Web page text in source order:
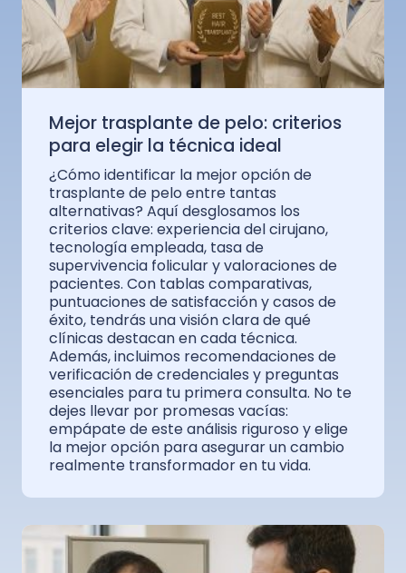
Mejor trasplante de pelo: criterios
para elegir la técnica ideal
¿Cómo identificar la mejor opción de
trasplante de pelo entre tantas
alternativas? Aquí desglosamos los
criterios clave: experiencia del cirujano,
tecnología empleada, tasa de
supervivencia folicular y valoraciones de
pacientes. Con tablas comparativas,
puntuaciones de satisfacción y casos de
éxito, tendrás una visión clara de qué
clínicas destacan en cada técnica.
Además, incluimos recomendaciones de
verificación de credenciales y preguntas
esenciales para tu primera consulta. No te
dejes llevar por promesas vacías:
empápate de este análisis riguroso y elige
la mejor opción para asegurar un cambio
realmente transformador en tu vida.